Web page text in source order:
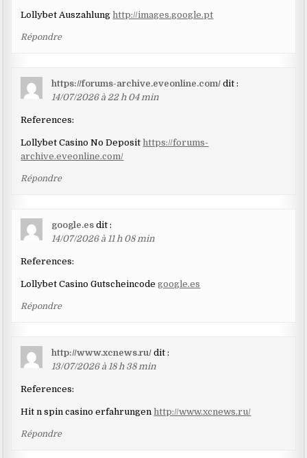
Lollybet Auszahlunghttp://images.google.pt
Répondre
https://forums-archive.eveonline.com/ dit :
14/07/2026 à 22 h 04 min
References:
Lollybet Casino No Deposit https://forums-
archive.eveonline.com/
Répondre
google.es dit :
14/07/2026 à 11 h 08 min
References:
Lollybet Casino Gutscheincodegoogle.es
Répondre
http://www.xcnews.ru/ dit :
13/07/2026 à 18 h 38 min
References:
Hit n spin casino erfahrungen http://www.xcnews.ru/
Répondre